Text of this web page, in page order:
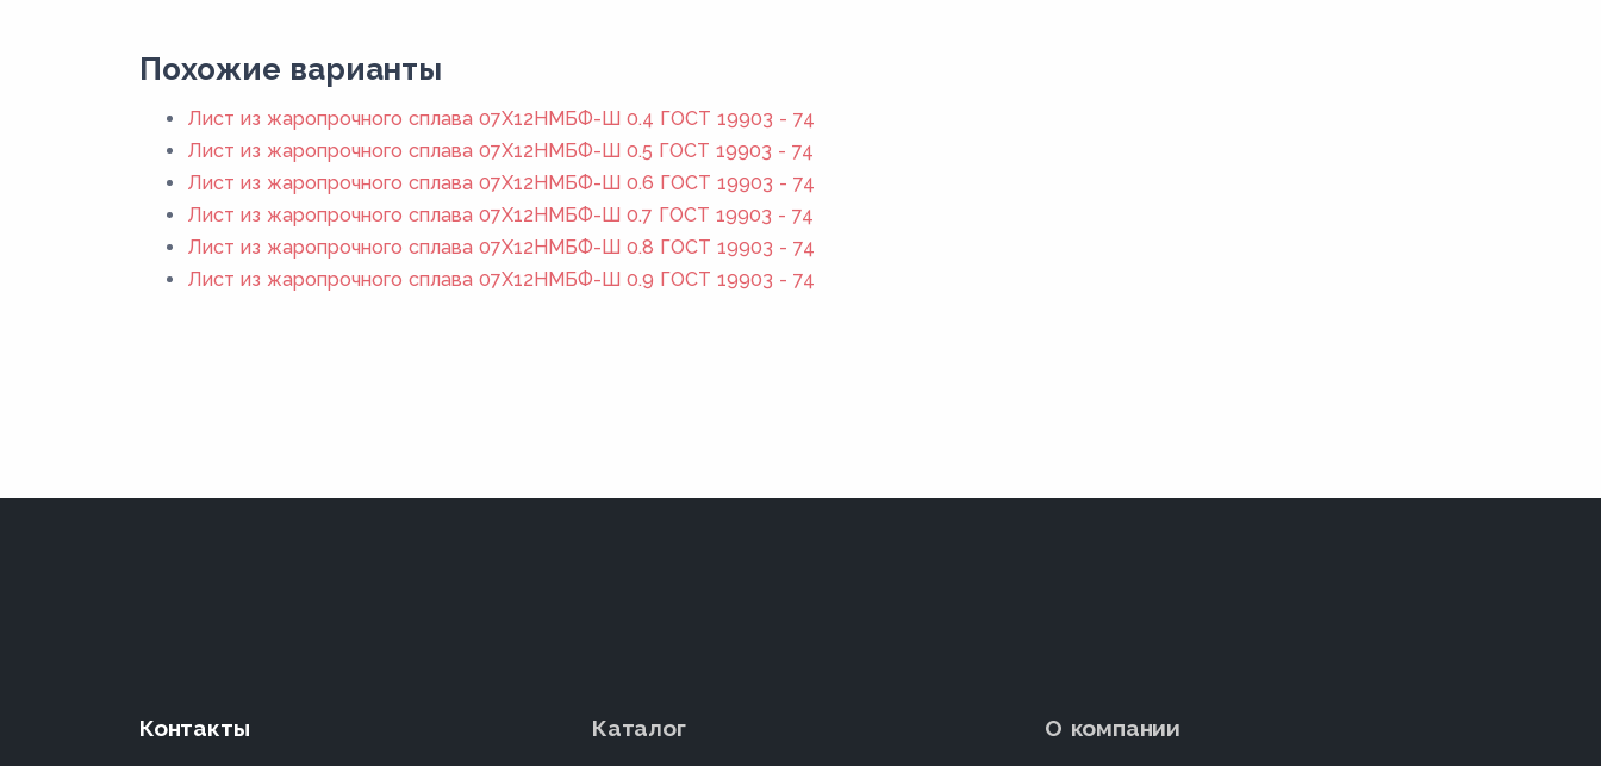
Похожие варианты
Лист из жаропрочного сплава 07Х12НМБФ-Ш 0.4 ГОСТ 19903 - 74
Лист из жаропрочного сплава 07Х12НМБФ-Ш 0.5 ГОСТ 19903 - 74
Лист из жаропрочного сплава 07Х12НМБФ-Ш 0.6 ГОСТ 19903 - 74
Лист из жаропрочного сплава 07Х12НМБФ-Ш 0.7 ГОСТ 19903 - 74
Лист из жаропрочного сплава 07Х12НМБФ-Ш 0.8 ГОСТ 19903 - 74
Лист из жаропрочного сплава 07Х12НМБФ-Ш 0.9 ГОСТ 19903 - 74
Контакты Каталог О компании